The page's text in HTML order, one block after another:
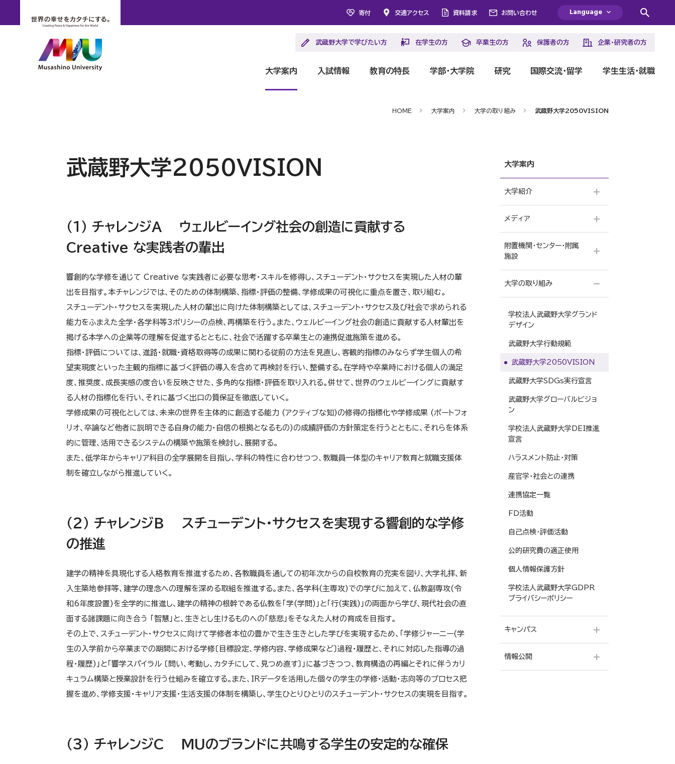
寄付 交通アクセス 資料請求 お問い合わせ Language
武蔵野大学で学びたい方 在学生の方 卒業生の方 保護者の方 企業・研究者の方
大学案内 入試情報 教育の特長 学部・大学院 研究 国際交流・留学 学生生活・就職
HOME 大学案内 大学の取り組み 武蔵野大学2050VISION
武蔵野大学2050VISION
（１） チャレンジA ウェルビーイング社会の創造に貢献する
Creative な実践者の輩出
響創的な学修を通じて Creative な実践者に必要な思考・スキルを修得し、スチューデント・サクセスを実現した人材の輩
出を目指す。本チャレンジでは、そのための体制構築、指標・評価の整備、学修成果の可視化に重点を置き、取り組む。
スチューデント・サクセスを実現した人材の輩出に向けた体制構築としては、スチューデント・サクセス及び社会で求められる
能力をふまえた全学・各学科等3ポリシーの点検、再構築を行う。また、ウェルビーイング社会の創造に貢献する人材輩出を
掲げる本学への企業等の理解を促進するとともに、社会で活躍する卒業生との連携促進施策を進める。
指標・評価については、進路・就職・資格取得等の成果に関わる従前の方法を見直し、客観的指標のみならず学生個人の希
望実現度といった主観的指標に基づく評価の導入を含めて再検討を行い、整備する。在学時や卒業時における個人の満足
度、推奨度、成長実感の度合いを反映させた、多角的な指標・評価を取り入れる。併せて、世界のウェルビーイングに貢献す
る人材の指標化を行い、それに基づく出口の質保証を徹底していく。
学修成果の可視化としては、未来の世界を主体的に創造する能力 (アクティブな知)の修得の指標化や学修成果 (ポートフォ
リオ、卒論など他者に説明できる自身の能力・自信の根拠となるもの)の成績評価の方針策定を行うとともに、それらを体系
的に管理、活用できるシステムの構築や施策を検討し、展開する。
また、低学年からキャリア科目の全学展開を目指し、学科の特性に合わせつつ、教職員一体型のキャリア教育と就職支援体
制を確立しながら推進していく。
（２） チャレンジB スチューデント・サクセスを実現する響創的な学修
の推進
建学の精神を具現化する人格教育を推進するため、各教職員を通しての初年次からの自校教育の充実を図り、大学礼拝、新
入生築地参拝等、建学の理念への理解を深める取組を推進する。また、各学科(主専攻)での学びに加えて、仏教副専攻(令
和6年度設置)を全学的に推進し、建学の精神の根幹である仏教を「学(学問)」と「行(実践)」の両面から学び、現代社会の直
面する諸課題に向き合う 「智慧」と、生きとし生けるものへの「慈悲」をそなえた人材の育成を目指す。
その上で、スチューデント・サクセスに向けて学修者本位の豊かで生き生きとした学びを実現するため、「学修ジャーニー(学
生の入学前から卒業までの期間における学修〔目標設定、学修内容、学修成果など〕過程・履歴と、それに対応した指導の過
程・履歴)」と「響学スパイラル 〔問い、考動し、カタチにして、見つめ直す〕」に基づきつつ、教育構造の再編とそれに伴うカリ
キュラム構築と授業設計を行う仕組みを確立する。また、IRデータを活用した個々の学生の学修・活動・志向等のプロセス把
握を進め、学修支援・キャリア支援・生活支援の体制を構築し、学生ひとりひとりのスチューデント・サクセスの実現を目指す。
（３） チャレンジC MUのブランドに共鳴する学生の安定的な確保
大学案内
大学紹介
建学の精神
学祖 高楠順次郎博士
学長のごあいさつ
武蔵野大学式辞集
武蔵野大学のブランド
学校法人武蔵野大学グランド
デザイン
大学校歌
武蔵野大学の歩み
数字で見る武蔵野大学
メディア
メディア出演・掲載情報
ソーシャルメディア公式アカウ
ント一覧
附置機関・センター・附属
施設
体育センター
Musashino University
Center（MUSIC）
学外学修推進センター
武蔵野大学ボランティアセン
武蔵野大学ランゲージセンタ
大学の取り組み
学校法人武蔵野大学グランド
デザイン
武蔵野大学行動規範
武蔵野大学2050VISION
武蔵野大学SDGs実行宣言
武蔵野大学グローバルビジョ
ン
学校法人武蔵野大学DEI推進
宣言
ハラスメント防止・対策
産官学・社会との連携
連携協定一覧
FD活動
自己点検・評価活動
公的研究費の適正使用
個人情報保護方針
学校法人武蔵野大学GDPR
プライバシーポリシー
キャンパス
有明キャンパス
情報公開